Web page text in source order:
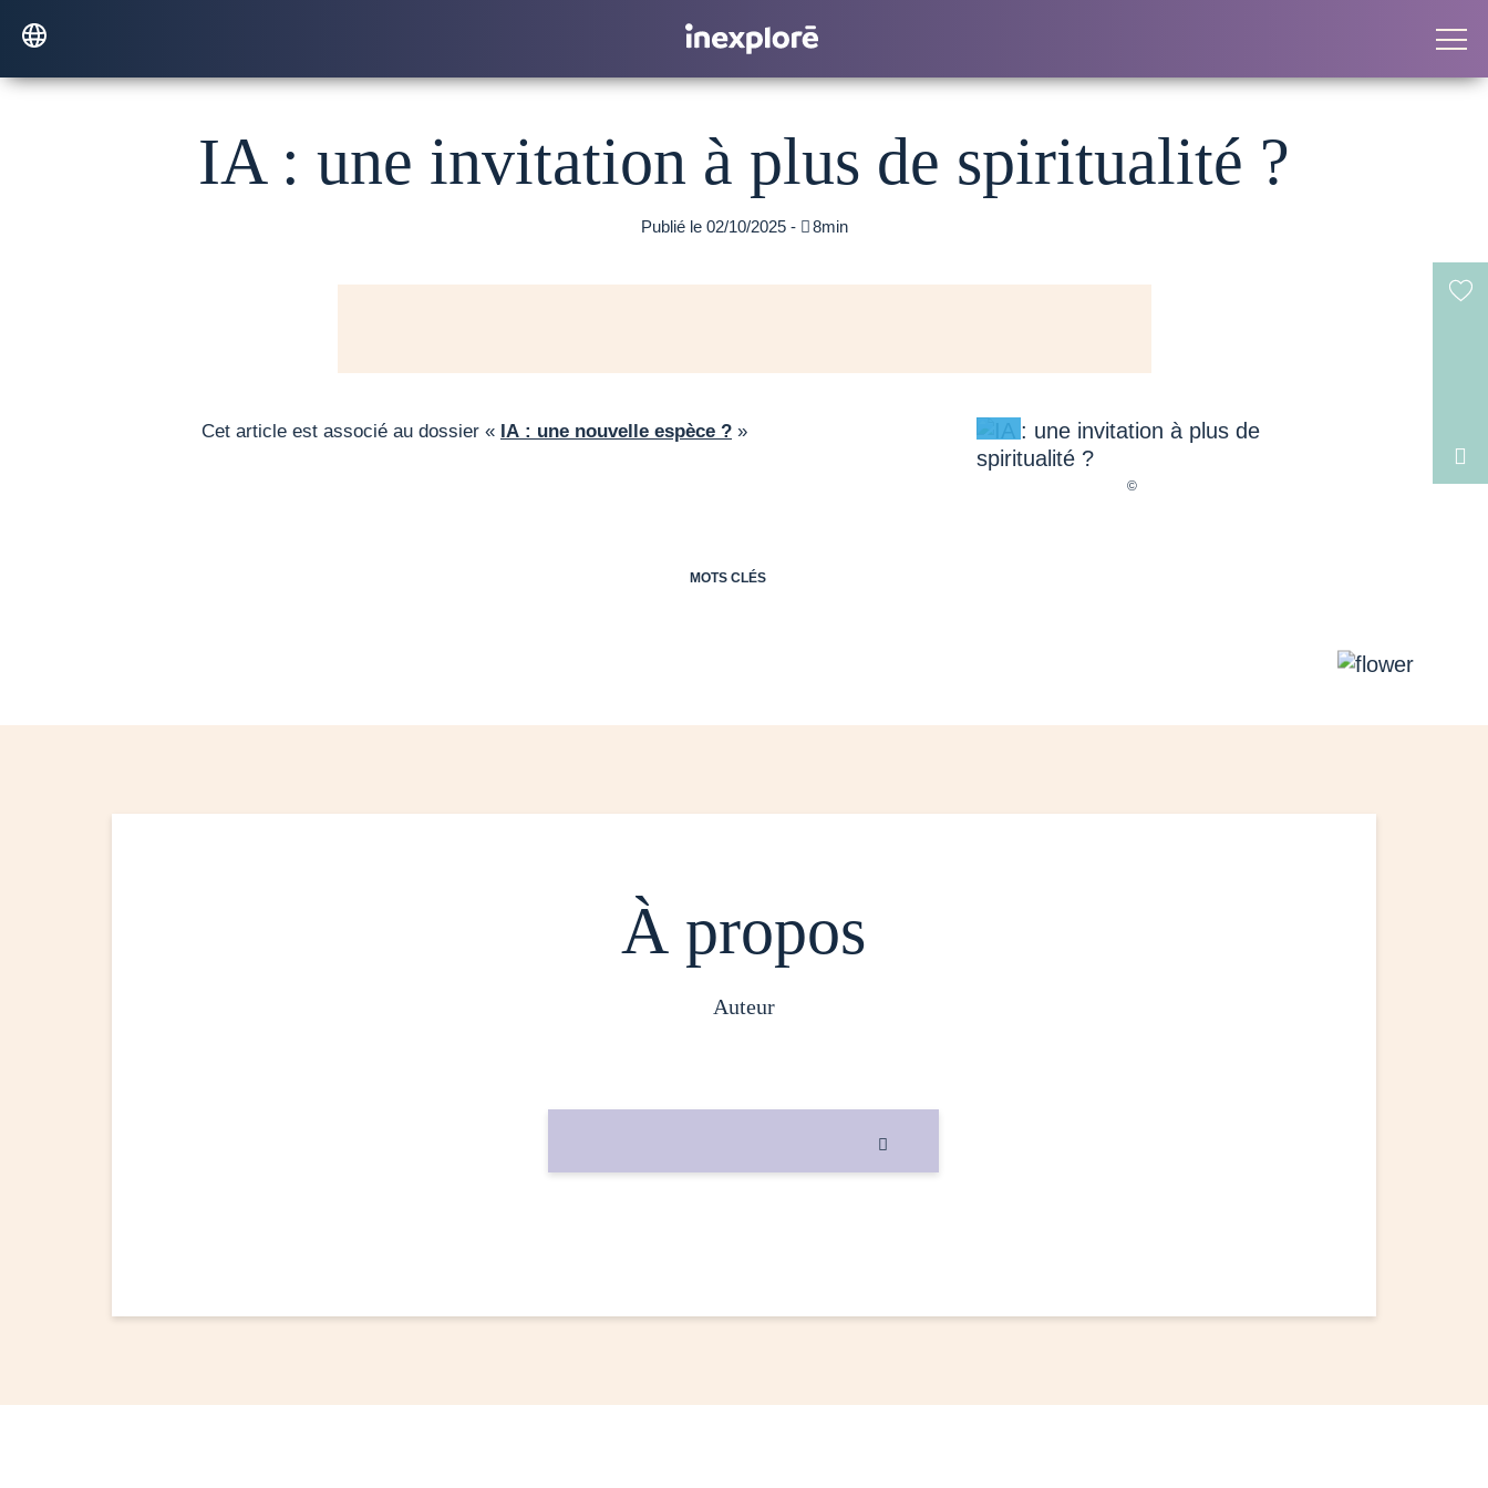
IA : une invitation à plus de spiritualité ?
Publié le 02/10/2025 - 8min

Cet article est associé au dossier « IA : une nouvelle espèce ? »
MOTS CLÉS
À propos
auteur
